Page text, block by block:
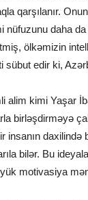
qarşılanır.
nüfuzunu daha
ölkəmizin
sübut edir ki,
alim kimi Yaşar
birləşdirməyə
insanın
bilər. Bu
motivasiya